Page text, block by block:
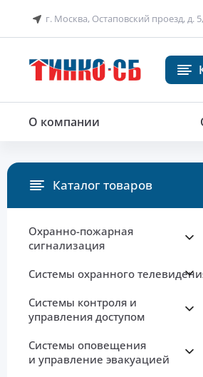
г. Москва, Остаповский проезд, д.
О компании
Каталог товаров
Охранно-пожарная
сигнализация
Системы охранного
Системы контроля и
управления доступом
Системы оповещения
и управление эвакуацией